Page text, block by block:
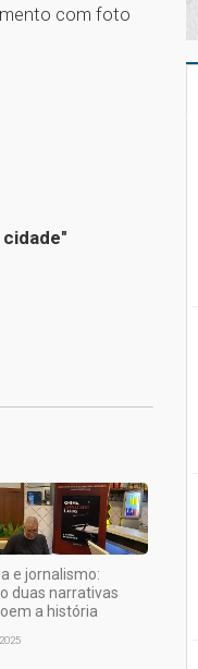
com foto
e jornalismo:
duas narrativas
a história